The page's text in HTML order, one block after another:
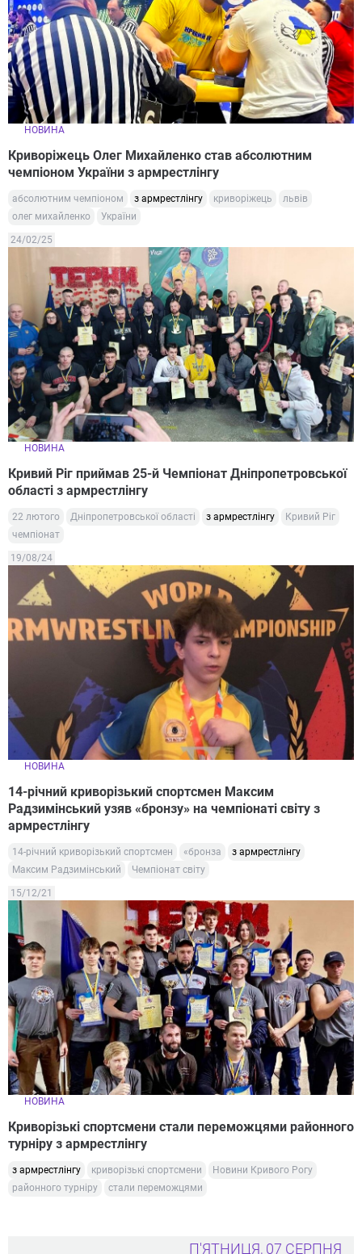
НОВИНА
Криворіжець Олег Михайленко став абсолютним
чемпіоном України з армрестлінгу
абсолютним чемпіоном з армрестлінгу криворіжець
львів
олег михайленко
України
24/02/25
НОВИНА
Кривий Ріг приймав 25-й Чемпіонат Дніпропетровської
області з армрестлінгу
22 лютого Дніпропетровської області з армрестлінгу
Кривий Ріг
чемпіонат
19/08/24
НОВИНА
14-річний криворізький спортсмен Максим
Радзимінський узяв «бронзу» на чемпіонаті світу з
армрестлінгу
14-річний криворізький спортсмен «бронза
з армрестлінгу
Максим Радзимінський
Чемпіонат світу
15/12/21
НОВИНА
Криворізькі спортсмени стали переможцями районного
турніру з армрестлінгу
з армрестлінгу криворізькі спортсмени
Новини Кривого Рогу
районного турніру
стали переможцями
П'ЯТНИЦЯ, 07 СЕРПНЯ